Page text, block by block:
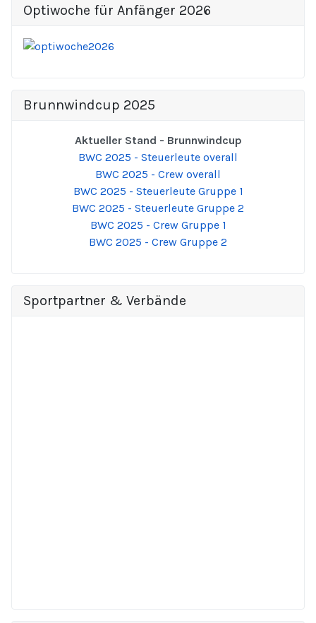
Optiwoche für Anfänger 2026
Brunnwindcup 2025
Aktueller Stand - Brunnwindcup
BWC 2025 - Steuerleute overall
BWC 2025 - Crew overall
BWC 2025 - Steuerleute Gruppe 1
BWC 2025 - Steuerleute Gruppe 2
BWC 2025 - Crew Gruppe 1
BWC 2025 - Crew Gruppe 2
Sportpartner & Verbände